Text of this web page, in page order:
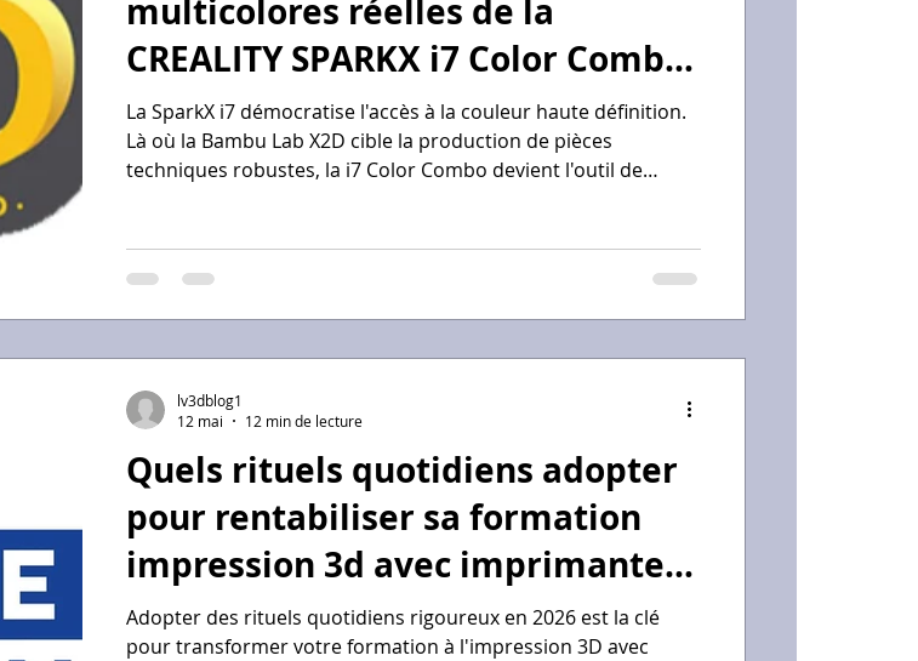
multicolores réelles de la
CREALITY SPARKX i7 Color Combo
?
La SparkX i7 démocratise l'accès à la couleur haute définition.
Là où la Bambu Lab X2D cible la production de pièces
techniques robustes, la i7 Color Combo devient l'outil de
former, c'est l'assurance d'un rendu professionnel immédiat
avec un coût de revient à la pièce extrêmement bas.
Quels rituels quotidiens adopter
pour rentabiliser sa formation
impression 3d avec imprimante
fourni CPF ?
Adopter des rituels quotidiens rigoureux en 2026 est la clé
pour transformer votre formation à l'impression 3D avec
lv3dblog1
12 mai
12 min de lecture